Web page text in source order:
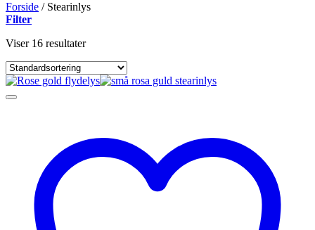
Forside /Stearinlys
Filter
Viser 16 resultater